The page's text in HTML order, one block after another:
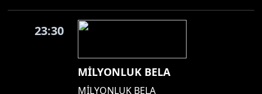
23:30
MİLYONLUK BELA
MİLYONLUK BELA